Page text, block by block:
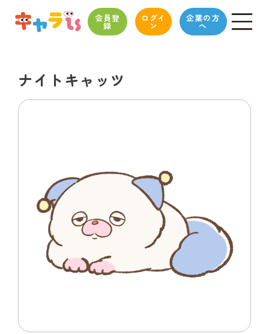
会員登
録
ログイ
ン
企業の方
へ
ナイトキャッツ